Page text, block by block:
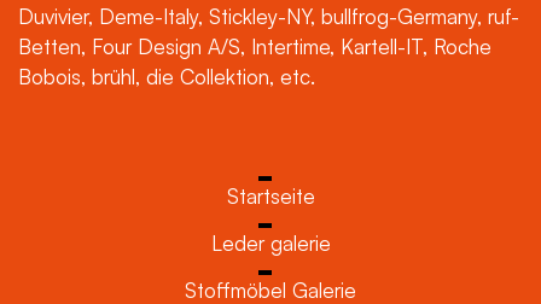
Duvivier, Deme-Italy, Stickley-NY, bullfrog-Germany, ruf-
Betten, Four Design A/S, Intertime, Kartell-IT, Roche
Bobois, brühl, die Collektion, etc.
Startseite
Leder galerie
Stoffmöbel Galerie